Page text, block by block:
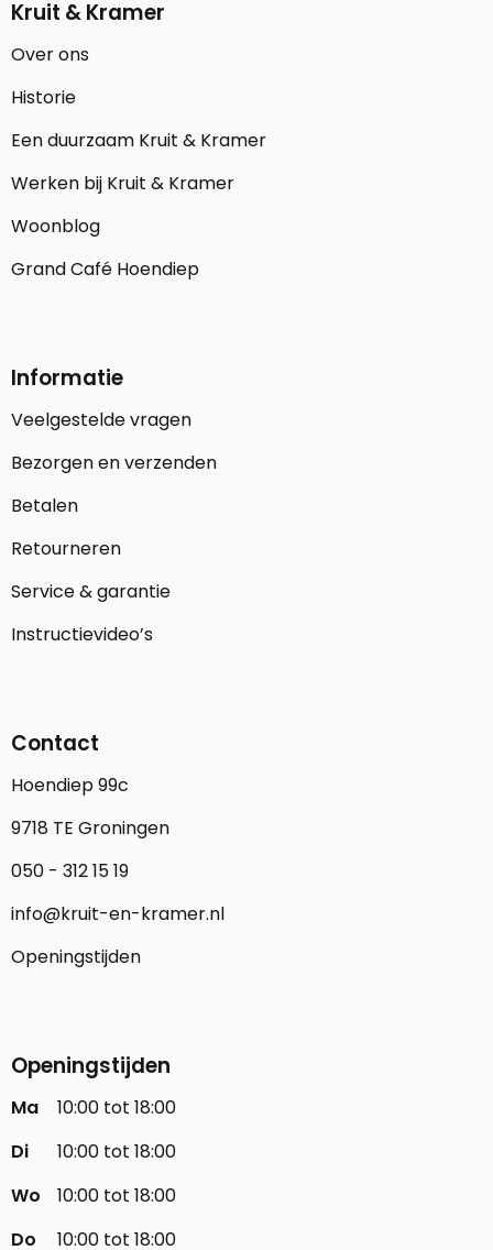
Kruit & Kramer
Over ons
Historie
Een duurzaam Kruit & Kramer
Werken bij Kruit & Kramer
Woonblog
Grand Café Hoendiep
Informatie
Veelgestelde vragen
Bezorgen en verzenden
Betalen
Retourneren
Service & garantie
Instructievideo’s
Contact
Hoendiep 99c
9718 TE Groningen
050 - 312 15 19
info@kruit-en-kramer.nl
Openingstijden
Openingstijden
Ma
10:00 tot 18:00
Di
10:00 tot 18:00
Wo
10:00 tot 18:00
Do
10:00 tot 18:00